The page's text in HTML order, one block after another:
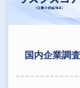
国内企業調